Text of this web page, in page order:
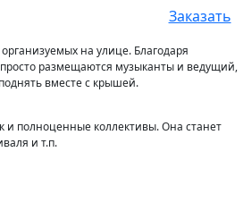
Заказать
на улице. Благодаря
размещаются музыканты и ведущий,
вместе с крышей.
и полноценные коллективы. Она станет
и т.п.